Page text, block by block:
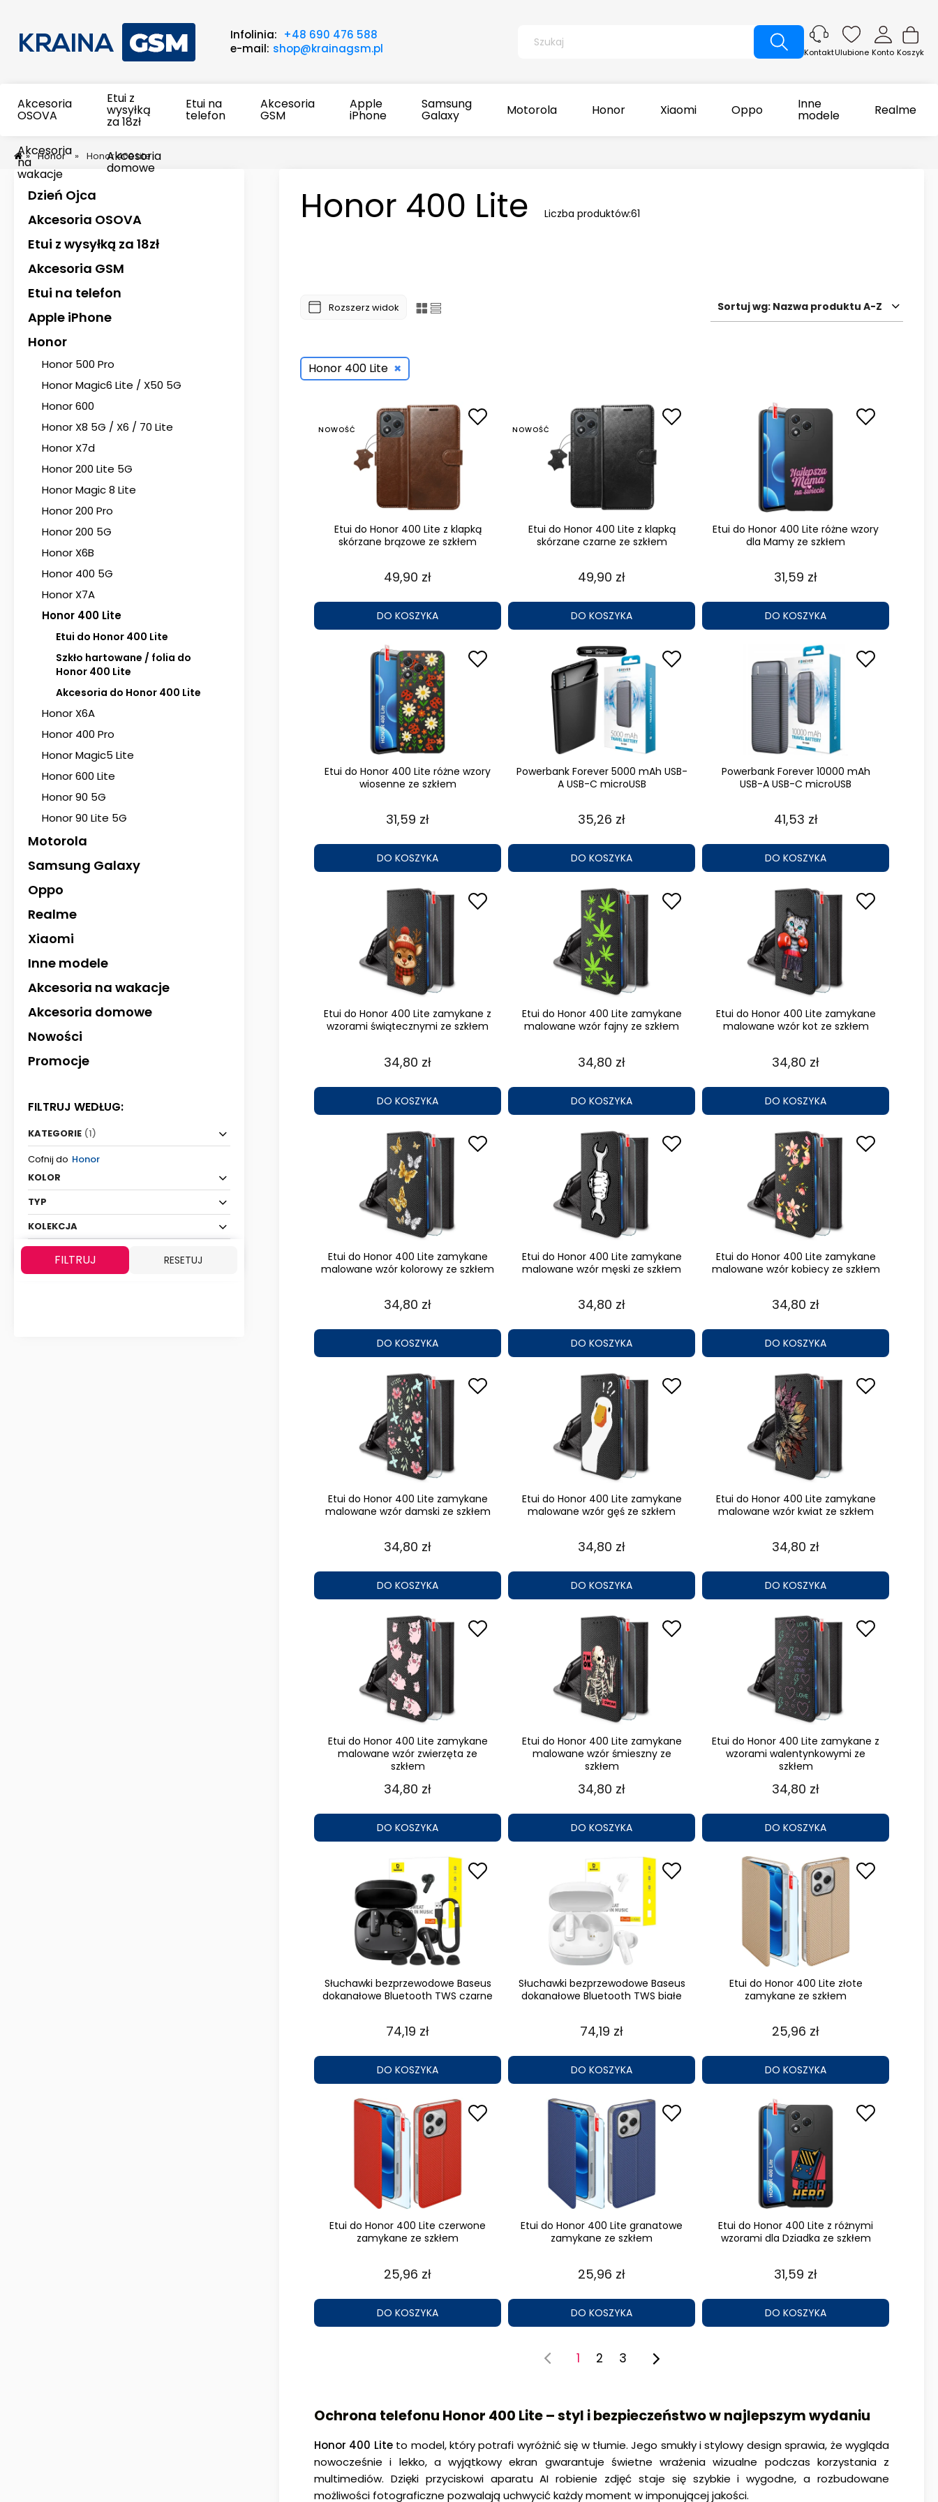
Infolinia: +48 690 476 588
e-mail: shop@krainagsm.pl Koszyk
Konto
KontaktUlubione
Akcesoria
OSOVA
Etui z
wysyłką
za 18zł
Etui na
telefon
Akcesoria
GSM
Apple
iPhone
Samsung
Galaxy Motorola Honor Xiaomi Oppo Inne
modele Realme
Akcesoria
na
wakacje
Akcesoria
domowe
» Honor » Honor 400 Lite
Dzień Ojca
Akcesoria OSOVA
Etui z wysyłką za 18zł
Akcesoria GSM
Etui na telefon
Apple iPhone
Honor
Honor 500 Pro
Honor Magic6 Lite / X50 5G
Honor 600
Honor X8 5G / X6 / 70 Lite
Honor X7d
Honor 200 Lite 5G
Honor Magic 8 Lite
Honor 200 Pro
Honor 200 5G
Honor X6B
Honor 400 5G
Honor X7A
Honor 400 Lite
Etui do Honor 400 Lite
Szkło hartowane / folia do
Honor 400 Lite
Akcesoria do Honor 400 Lite
Honor X6A
Honor 400 Pro
Honor Magic5 Lite
Honor 600 Lite
Honor 90 5G
Honor 90 Lite 5G
Motorola
Samsung Galaxy
Oppo
Realme
Xiaomi
Inne modele
Akcesoria na wakacje
Akcesoria domowe
Nowości
Promocje
FILTRUJ WEDŁUG:
KATEGORIE (1)
Cofnij do Honor
KOLOR
TYP
KOLEKCJA
FILTRUJ RESETUJ
Honor 400 Lite Liczba produktów:61
Rozszerz widok Sortuj wg: Nazwa produktu A-Z
Honor 400 Lite ×
Etui do Honor 400 Lite z klapką
skórzane brązowe ze szkłem
49,90 zł
DO KOSZYKA
NOWOŚĆ
Etui do Honor 400 Lite z klapką
skórzane czarne ze szkłem
49,90 zł
DO KOSZYKA
NOWOŚĆ
Etui do Honor 400 Lite różne wzory
dla Mamy ze szkłem
31,59 zł
DO KOSZYKA
Etui do Honor 400 Lite różne wzory
wiosenne ze szkłem
31,59 zł
DO KOSZYKA
Powerbank Forever 5000 mAh USB-
A USB-C microUSB
35,26 zł
DO KOSZYKA
Powerbank Forever 10000 mAh
USB-A USB-C microUSB
41,53 zł
DO KOSZYKA
Etui do Honor 400 Lite zamykane z
wzorami świątecznymi ze szkłem
34,80 zł
DO KOSZYKA
Etui do Honor 400 Lite zamykane
malowane wzór fajny ze szkłem
34,80 zł
DO KOSZYKA
Etui do Honor 400 Lite zamykane
malowane wzór kot ze szkłem
34,80 zł
DO KOSZYKA
Etui do Honor 400 Lite zamykane
malowane wzór kolorowy ze szkłem
34,80 zł
DO KOSZYKA
Etui do Honor 400 Lite zamykane
malowane wzór męski ze szkłem
34,80 zł
DO KOSZYKA
Etui do Honor 400 Lite zamykane
malowane wzór kobiecy ze szkłem
34,80 zł
DO KOSZYKA
Etui do Honor 400 Lite zamykane
malowane wzór damski ze szkłem
34,80 zł
DO KOSZYKA
Etui do Honor 400 Lite zamykane
malowane wzór gęś ze szkłem
34,80 zł
DO KOSZYKA
Etui do Honor 400 Lite zamykane
malowane wzór kwiat ze szkłem
34,80 zł
DO KOSZYKA
Etui do Honor 400 Lite zamykane
malowane wzór zwierzęta ze
szkłem
34,80 zł
DO KOSZYKA
Etui do Honor 400 Lite zamykane
malowane wzór śmieszny ze
szkłem
34,80 zł
DO KOSZYKA
Etui do Honor 400 Lite zamykane z
wzorami walentynkowymi ze
szkłem
34,80 zł
DO KOSZYKA
Słuchawki bezprzewodowe Baseus
dokanałowe Bluetooth TWS czarne
74,19 zł
DO KOSZYKA
Słuchawki bezprzewodowe Baseus
dokanałowe Bluetooth TWS białe
74,19 zł
DO KOSZYKA
Etui do Honor 400 Lite złote
zamykane ze szkłem
25,96 zł
DO KOSZYKA
Etui do Honor 400 Lite czerwone
zamykane ze szkłem
25,96 zł
DO KOSZYKA
Etui do Honor 400 Lite granatowe
zamykane ze szkłem
25,96 zł
DO KOSZYKA
Etui do Honor 400 Lite z różnymi
wzorami dla Dziadka ze szkłem
31,59 zł
DO KOSZYKA
1 2 3
Ochrona telefonu Honor 400 Lite – styl i bezpieczeństwo w najlepszym wydaniu
Honor 400 Lite to model, który potrafi wyróżnić się w tłumie. Jego smukły i stylowy design sprawia, że wygląda
nowocześnie i lekko, a wyjątkowy ekran gwarantuje świetne wrażenia wizualne podczas korzystania z
multimediów. Dzięki przyciskowi aparatu AI robienie zdjęć staje się szybkie i wygodne, a rozbudowane
możliwości fotograficzne pozwalają uchwycić każdy moment w imponującej jakości.